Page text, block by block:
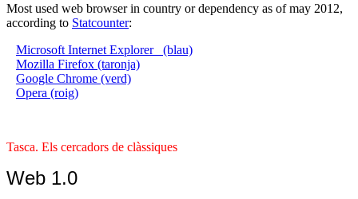
Most used web browser in country or dependency as of may 2012,
according to Statcounter:
Microsoft Internet Explorer (blau)
Mozilla Firefox (taronja)
Google Chrome (verd)
Opera (roig)
Tasca. Els cercadors de clàssiques
Web 1.0